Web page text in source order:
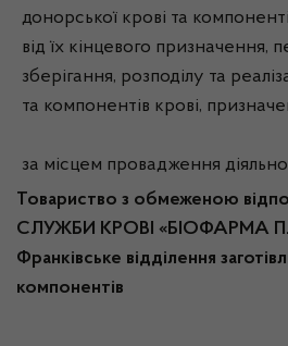
донорської крові та
від їх кінцевого призначення,
зберігання, розподілу та
та компонентів крові,
за місцем провадження
Товариство з обмеженою
СЛУЖБИ КРОВІ «БІОФАРМА
Франківське відділення
компонентів